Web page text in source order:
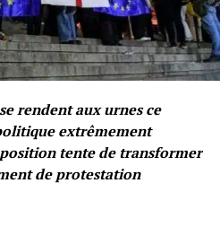
rendent aux urnes ce
extrêmement
tente de transformer
de protestation